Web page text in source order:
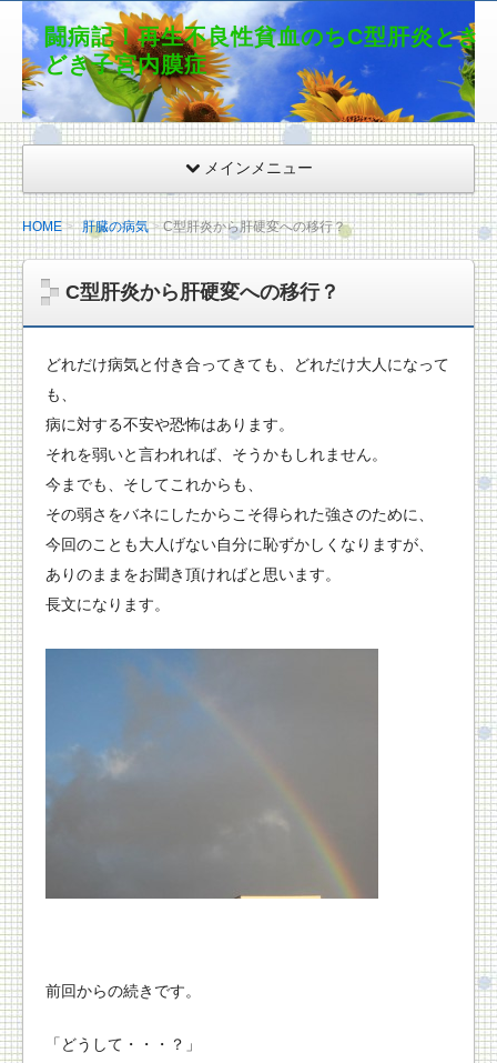
闘病記！再生不良性貧血のちC型肝炎とき
どき子宮内膜症
メインメニュー
HOME 肝臓の病気 C型肝炎から肝硬変への移行？
C型肝炎から肝硬変への移行？
どれだけ病気と付き合ってきても、どれだけ大人になって
も、
病に対する不安や恐怖はあります。
それを弱いと言われれば、そうかもしれません。
今までも、そしてこれからも、
その弱さをバネにしたからこそ得られた強さのために、
今回のことも大人げない自分に恥ずかしくなりますが、
ありのままをお聞き頂ければと思います。
長文になります。
前回からの続きです。
「どうして・・・？」